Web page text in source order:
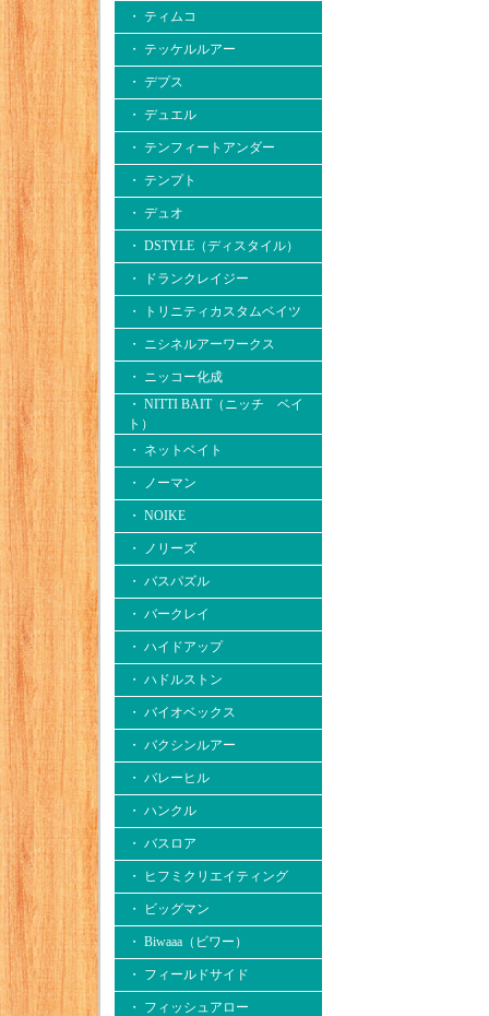
・ ティムコ
・ テッケルルアー
・ デプス
・ デュエル
・ テンフィートアンダー
・ テンプト
・ デュオ
・ DSTYLE（ディスタイル）
・ ドランクレイジー
・ トリニティカスタムベイツ
・ ニシネルアーワークス
・ ニッコー化成
・ NITTI BAIT（ニッチ ベイ
ト）
・ ネットベイト
・ ノーマン
・ NOIKE
・ ノリーズ
・ バスパズル
・ バークレイ
・ ハイドアップ
・ ハドルストン
・ バイオベックス
・ バクシンルアー
・ バレーヒル
・ ハンクル
・ バスロア
・ ヒフミクリエイティング
・ ビッグマン
・ Biwaaa（ビワー）
・ フィールドサイド
・ フィッシュアロー